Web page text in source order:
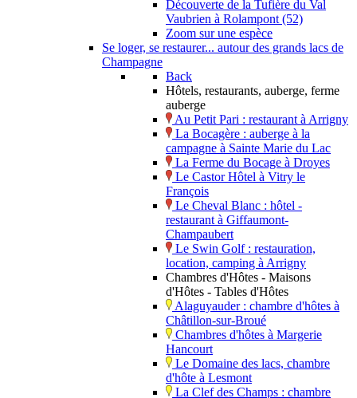
Découverte de la Tufière du Val
Vaubrien à Rolampont (52)
Zoom sur une espèce
Se loger, se restaurer... autour des grands lacs de
Champagne
Back
Hôtels, restaurants, auberge, ferme
auberge
Au Petit Pari : restaurant à Arrigny
La Bocagère : auberge à la
campagne à Sainte Marie du Lac
La Ferme du Bocage à Droyes
Le Castor Hôtel à Vitry le
François
Le Cheval Blanc : hôtel -
restaurant à Giffaumont-
Champaubert
Le Swin Golf : restauration,
location, camping à Arrigny
Chambres d'Hôtes - Maisons
d'Hôtes - Tables d'Hôtes
Alaguyauder : chambre d'hôtes à
Châtillon-sur-Broué
Chambres d'hôtes à Margerie
Hancourt
Le Domaine des lacs, chambre
d'hôte à Lesmont
La Clef des Champs : chambre